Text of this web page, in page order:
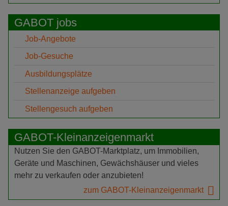
GABOT jobs
Job-Angebote
Job-Gesuche
Ausbildungsplätze
Stellenanzeige aufgeben
Stellengesuch aufgeben
GABOT-Kleinanzeigenmarkt
Nutzen Sie den GABOT-Marktplatz, um Immobilien,
Geräte und Maschinen, Gewächshäuser und vieles
mehr zu verkaufen oder anzubieten!
zum GABOT-Kleinanzeigenmarkt